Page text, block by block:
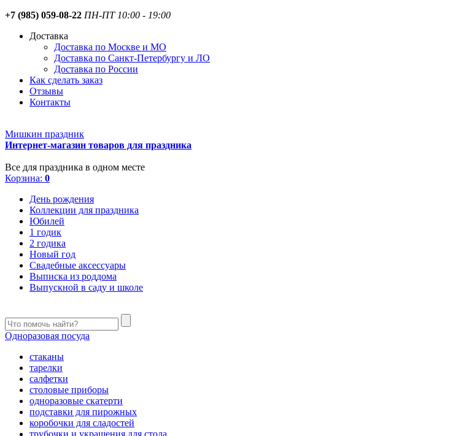
+7 (985) 059-08-22 ПН-ПТ 10:00 - 19:00
Доставка
Доставка по Москве и МО
Доставка по Санкт-Петербургу и ЛО
Доставка по России
Как сделать заказ
Отзывы
Контакты
Мишкин праздник
Интернет-магазин товаров для праздника
Все для праздника в одном месте
Корзина: 0
День рождения
Коллекции для праздника
Юбилей
1 годик
2 годика
Новый год
Свадебные аксессуары
Выписка из роддома
Выпускной в саду и школе
Одноразовая посуда
стаканы
тарелки
салфетки
столовые приборы
одноразовые скатерти
подставки для пирожных
коробочки для сладостей
трубочки и украшения для стола